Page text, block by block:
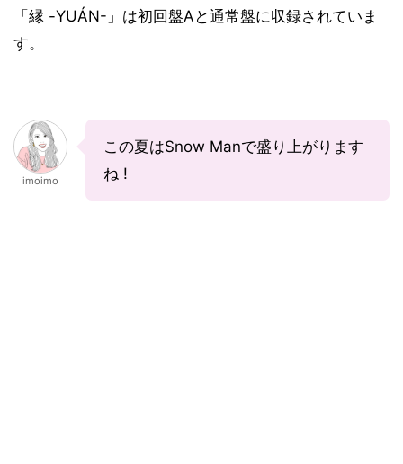
「縁 -YUÁN-」は初回盤Aと通常盤に収録されていま
す。
imoimo
この夏はSnow Manで盛り上がります
ね !